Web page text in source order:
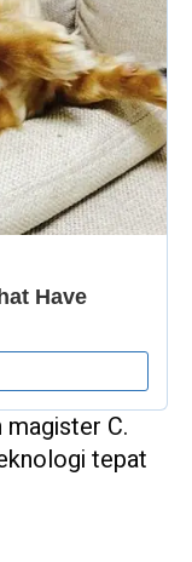
magister C.
tepat